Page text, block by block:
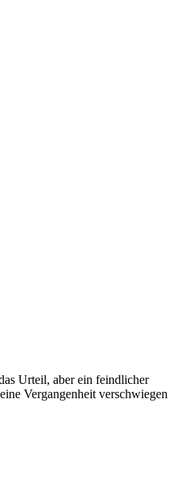
Urteil, aber ein feindlicher
Vergangenheit verschwiegen